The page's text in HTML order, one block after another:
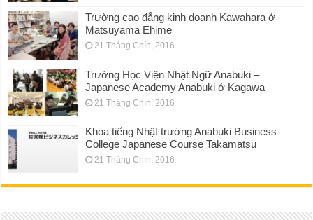
Trường cao đẳng kinh doanh Kawahara ở
Matsuyama Ehime
21 Tháng Chín, 2016
Trường Học Viện Nhật Ngữ Anabuki –
Japanese Academy Anabuki ở Kagawa
21 Tháng Chín, 2016
Khoa tiếng Nhật trường Anabuki Business
College Japanese Course Takamatsu
21 Tháng Chín, 2016